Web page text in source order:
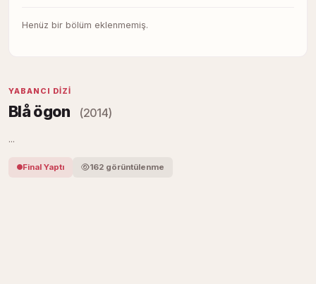
Henüz bir bölüm eklenmemiş.
YABANCI DIZI
Blå ögon (2014)
...
Final Yaptı 162 görüntülenme